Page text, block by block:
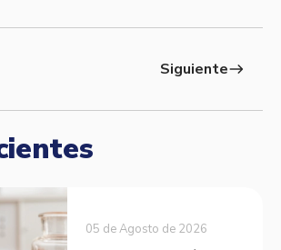
Siguienteeast
05 de Agosto de 2026